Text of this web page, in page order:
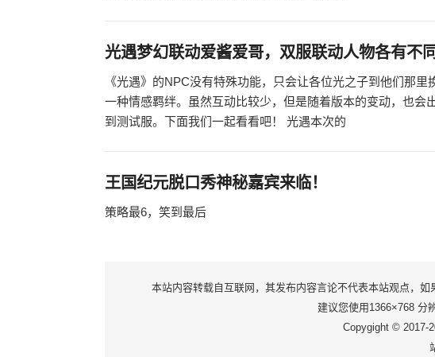
光遇梦幻联动爱酱爱哥，双服联动人物各有不同
《光遇》的NPC没有特殊功能，只会让各位光之子到他们那
一种情感羁绊。虽然互动比较少，但是随着版本的变动，也
到测试服。下面我们一起看看吧！ 光遇本次的
王国纪元脱口秀神秘嘉宾来临！
策略最6，笑到最后
本站内容转载自互联网，其发布内容言论不代表本站观点，
建议您使用1366×768 分
Copygight © 2017-